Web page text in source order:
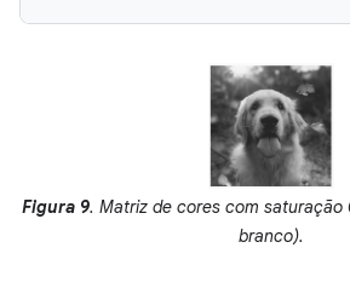
Figura 9. Matriz de cores com saturação
branco).